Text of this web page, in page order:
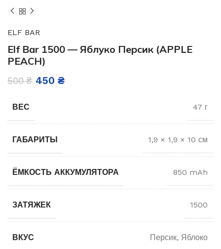
ELF BAR
Elf Bar 1500 — Яблуко Персик (APPLE
PEACH)
500₴ 450 ₴
ВЕС 47 г
ГАБАРИТЫ 1,9 × 1,9 × 10 см
ЁМКОСТЬ АККУМУЛЯТОРА 850 mAh
ЗАТЯЖЕК 1500
ВКУС Персик, Яблоко